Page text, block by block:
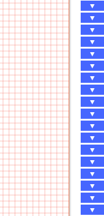
▼
▼
▼
▼
▼
▼
▼
▼
▼
▼
▼
▼
▼
▼
▼
▼
▼
▼